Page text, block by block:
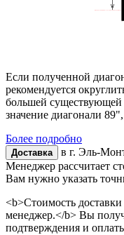
Если полученной
рекомендуется
большей существующей
значение диагонали
Более подробно
Доставка в г. Эль-
Менеджер рассчитает
Вам нужно указать
<b>Стоимость
менеджер.</b> Вы
подтверждения и